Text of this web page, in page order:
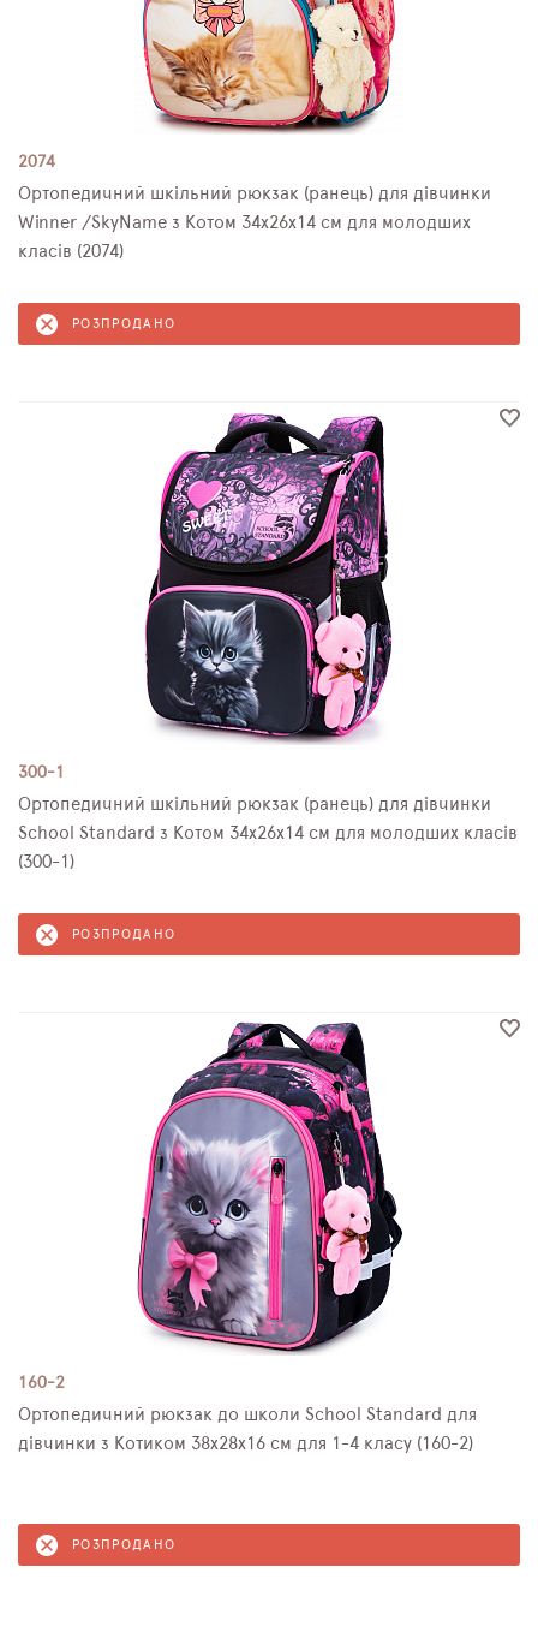
2074
Ортопедичний шкільний рюкзак (ранець) для дівчинки
Winner /SkyName з Котом 34х26х14 см для молодших
класів (2074)
РОЗПРОДАНО
300-1
Ортопедичний шкільний рюкзак (ранець) для дівчинки
School Standard з Котом 34х26х14 см для молодших класів
(300-1)
РОЗПРОДАНО
160-2
Ортопедичний рюкзак до школи School Standard для
дівчинки з Котиком 38х28х16 см для 1-4 класу (160-2)
РОЗПРОДАНО